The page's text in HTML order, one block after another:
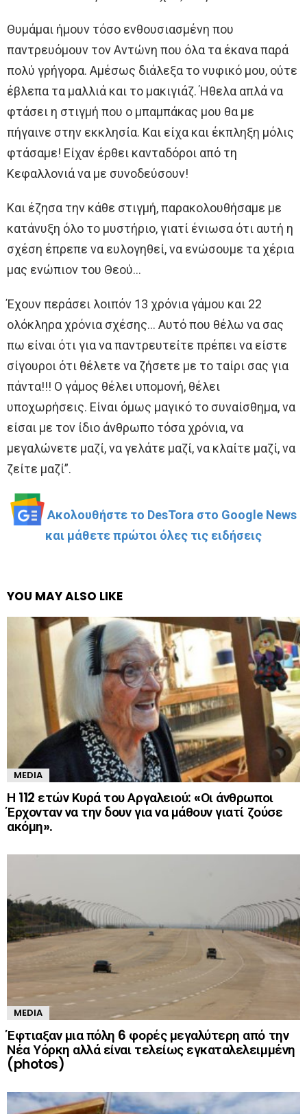
Θυμάμαι ήμουν τόσο ενθουσιασμένη που
παντρευόμουν τον Αντώνη που όλα τα έκανα παρά
πολύ γρήγορα. Αμέσως διάλεξα το νυφικό μου, ούτε
έβλεπα τα μαλλιά και το μακιγιάζ. Ήθελα απλά να
φτάσει η στιγμή που ο μπαμπάκας μου θα με
πήγαινε στην εκκλησία. Και είχα και έκπληξη μόλις
φτάσαμε! Είχαν έρθει κανταδόροι από τη
Κεφαλλονιά να με συνοδεύσουν!
Και έζησα την κάθε στιγμή, παρακολουθήσαμε με
κατάνυξη όλο το μυστήριο, γιατί ένιωσα ότι αυτή η
σχέση έπρεπε να ευλογηθεί, να ενώσουμε τα χέρια
μας ενώπιον του Θεού…
Έχουν περάσει λοιπόν 13 χρόνια γάμου και 22
ολόκληρα χρόνια σχέσης… Αυτό που θέλω να σας
πω είναι ότι για να παντρευτείτε πρέπει να είστε
σίγουροι ότι θέλετε να ζήσετε με το ταίρι σας για
πάντα!!! Ο γάμος θέλει υπομονή, θέλει
υποχωρήσεις. Είναι όμως μαγικό το συναίσθημα, να
είσαι με τον ίδιο άνθρωπο τόσα χρόνια, να
μεγαλώνετε μαζί, να γελάτε μαζί, να κλαίτε μαζί, να
ζείτε μαζί”.
Ακολουθήστε το DesTora στο Google News
και μάθετε πρώτοι όλες τις ειδήσεις
YOU MAY ALSO LIKE
MEDIA
Η 112 ετών Κυρά του Αργαλειού: «Οι άνθρωποι
Έρχονταν να την δουν για να μάθουν γιατί ζούσε
ακόμη».
MEDIA
Έφτιαξαν μια πόλη 6 φορές μεγαλύτερη από την
Νέα Υόρκη αλλά είναι τελείως εγκαταλελειμμένη
(photos)